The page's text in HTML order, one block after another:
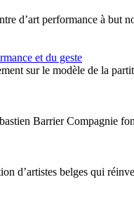
d’art performance à but
et du geste
sur le modèle de la
Barrier Compagnie
d’artistes belges qui